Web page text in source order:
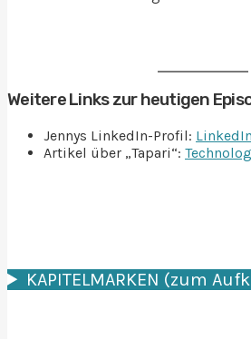
Weitere Links zur heutigen
Jennys LinkedIn-Profil: LinkedIn
Artikel über „Tapari“:
KAPITELMARKEN (zum